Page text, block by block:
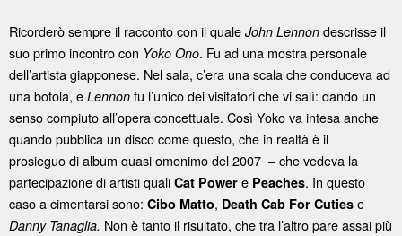
Ricorderò sempre il racconto con il quale John Lennon descrisse il
suo primo incontro con Yoko Ono. Fu ad una mostra personale
dell’artista giapponese. Nel sala, c’era una scala che conduceva ad
una botola, e Lennon fu l’unico dei visitatori che vi salì: dando un
senso compiuto all’opera concettuale. Così Yoko va intesa anche
quando pubblica un disco come questo, che in realtà è il
prosieguo di album quasi omonimo del 2007 – che vedeva la
partecipazione di artisti quali Cat Power e Peaches. In questo
caso a cimentarsi sono: Cibo Matto, Death Cab For Cuties e
Danny Tanaglia. Non è tanto il risultato, che tra l’altro pare assai più